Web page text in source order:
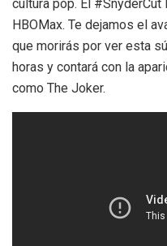
cultura pop. El
HBOMax. Te dejamos el
que morirás por ver esta
horas y contará con la
como The Joker.